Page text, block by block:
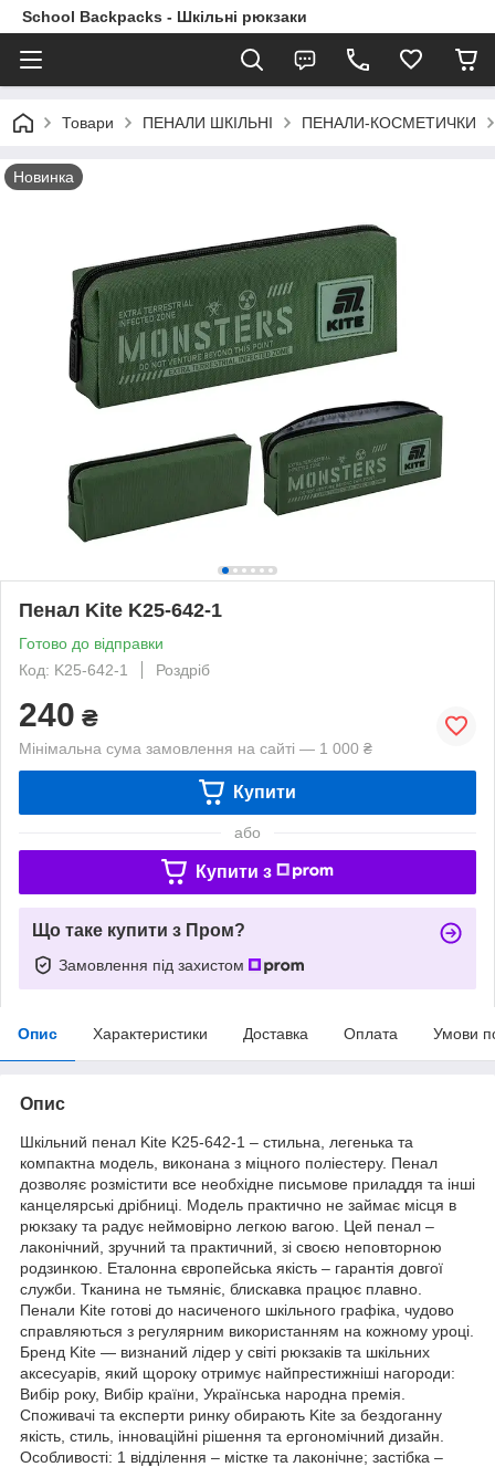
School Backpacks - Шкільні рюкзаки
Товари ПЕНАЛИ ШКІЛЬНІ ПЕНАЛИ-КОСМЕТИЧКИ
Новинка
Пенал Kite K25-642-1
Готово до відправки
Код: K25-642-1
Роздріб
240 ₴
Мінімальна сума замовлення на сайті — 1 000 ₴
Купити
або
Купити з
Що таке купити з Пром?
Замовлення під захистом
Опис Характеристики Доставка Оплата Умови
Опис
Шкільний пенал Kite K25-642-1 – стильна, легенька та
компактна модель, виконана з міцного поліестеру. Пенал
дозволяє розмістити все необхідне письмове приладдя та інші
канцелярські дрібниці. Модель практично не займає місця в
рюкзаку та радує неймовірно легкою вагою. Цей пенал –
лаконічний, зручний та практичний, зі своєю неповторною
родзинкою. Еталонна європейська якість – гарантія довгої
служби. Тканина не тьмяніє, блискавка працює плавно.
Пенали Kite готові до насиченого шкільного графіка, чудово
справляються з регулярним використанням на кожному уроці.
Бренд Kite — визнаний лідер у світі рюкзаків та шкільних
аксесуарів, який щороку отримує найпрестижніші нагороди:
Вибір року, Вибір країни, Українська народна премія.
Споживачі та експерти ринку обирають Kite за бездоганну
якість, стиль, інноваційні рішення та ергономічний дизайн.
Особливості: 1 відділення – містке та лаконічне; застібка –